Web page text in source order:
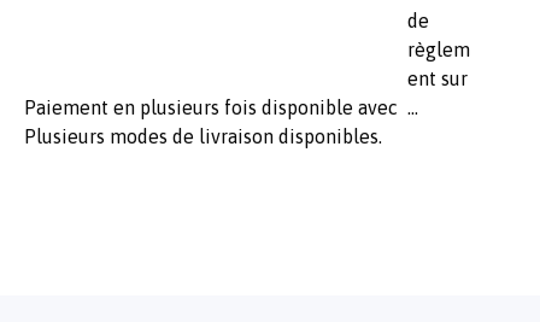
Paiement en plusieurs fois disponible avec
Plusieurs modes de livraison disponibles.